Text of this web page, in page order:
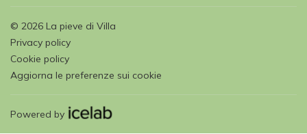
© 2026 La pieve di Villa
Privacy policy
Cookie policy
Aggiorna le preferenze sui cookie
Powered by